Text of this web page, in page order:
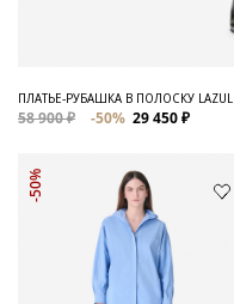
ПЛАТЬЕ-РУБАШКА В ПОЛОСКУ LAZUL
58 900 ₽ -50% 29 450 ₽
-50%